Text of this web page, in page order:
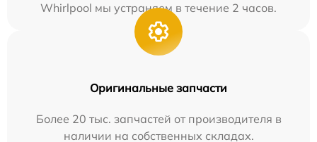
Whirlpool мы устраняем в течение 2 часов.
Оригинальные запчасти
Более 20 тыс. запчастей от производителя в
наличии на собственных складах.